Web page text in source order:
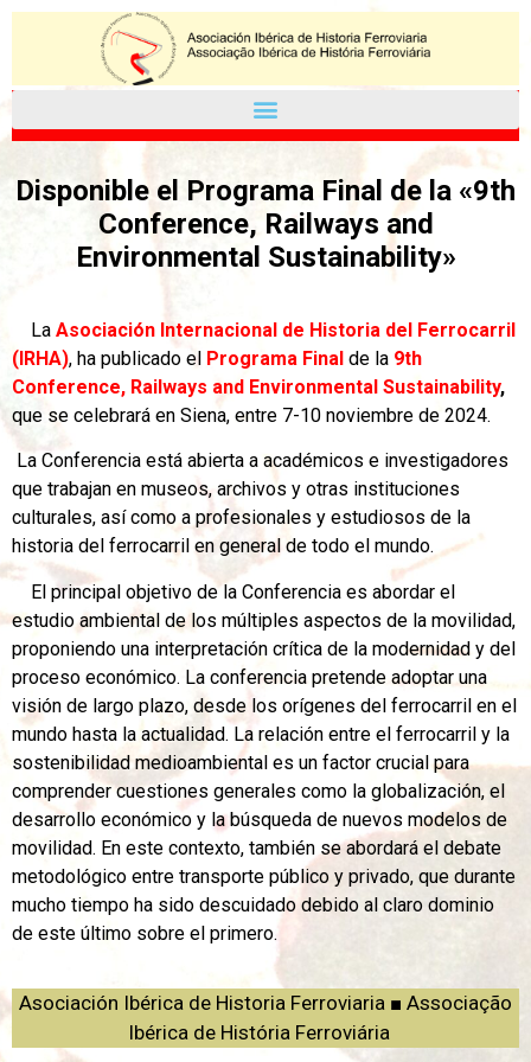
Disponible el Programa Final de la «9th
Conference, Railways and
Environmental Sustainability»
La Asociación Internacional de Historia del Ferrocarril
(IRHA), ha publicado el Programa Final de la 9th
Conference, Railways and Environmental Sustainability,
que se celebrará en Siena, entre 7-10 noviembre de 2024.
La Conferencia está abierta a académicos e investigadores
que trabajan en museos, archivos y otras instituciones
culturales, así como a profesionales y estudiosos de la
historia del ferrocarril en general de todo el mundo.
El principal objetivo de la Conferencia es abordar el
estudio ambiental de los múltiples aspectos de la movilidad,
proponiendo una interpretación crítica de la modernidad y del
proceso económico. La conferencia pretende adoptar una
visión de largo plazo, desde los orígenes del ferrocarril en el
mundo hasta la actualidad. La relación entre el ferrocarril y la
sostenibilidad medioambiental es un factor crucial para
comprender cuestiones generales como la globalización, el
desarrollo económico y la búsqueda de nuevos modelos de
movilidad. En este contexto, también se abordará el debate
metodológico entre transporte público y privado, que durante
mucho tiempo ha sido descuidado debido al claro dominio
de este último sobre el primero.
Asociación Ibérica de Historia Ferroviaria ■ Associação
Ibérica de História Ferroviária